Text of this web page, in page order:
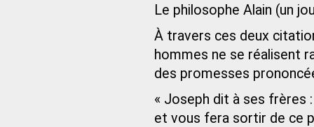
Le philosophe Alain (un
À travers ces deux
hommes ne se réalisent
des promesses
« Joseph dit à ses frères
et vous fera sortir de ce